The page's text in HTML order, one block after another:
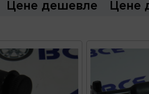
Цене дешевле Цене